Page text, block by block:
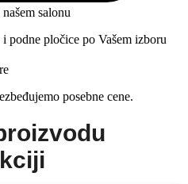
salonu
podne pločice po Vašem izboru
posebne cene.